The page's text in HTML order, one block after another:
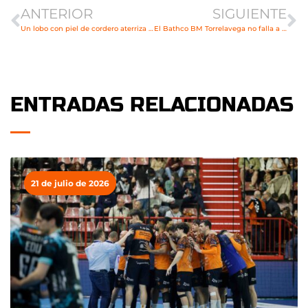
ANTERIOR
Un lobo con piel de cordero aterriza en Torrelavega
SIGUIENTE
El Bathco BM Torrelavega no falla a su afición
ENTRADAS RELACIONADAS
21 de julio de 2026